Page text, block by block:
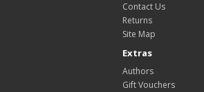
Contact Us
Returns
Site Map
Extras
Authors
Gift Vouchers